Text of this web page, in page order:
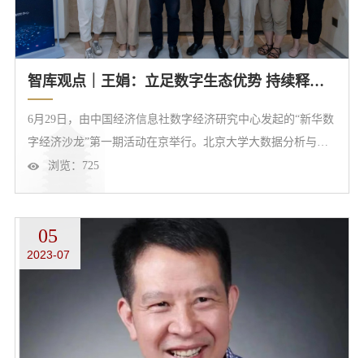
智库观点｜王娟：立足数字生态优势 持续释放地区数字经济发展潜力
6月29日，由中国经济信息社数字经济研究中心发起的“新华数
字经济沙龙”第一期活动在京举行。北京大学大数据分析与应
用技术国家工程实验室特聘副研究员王娟参加活动。她认为，
禀赋等，在数字经济发展中把好方向，做到有的放矢、精准施
策。王娟特聘副研究员（左二）王娟认为，当前我国区域数字
生态已形成梯队式格...
浏览： 725
05
2023-07